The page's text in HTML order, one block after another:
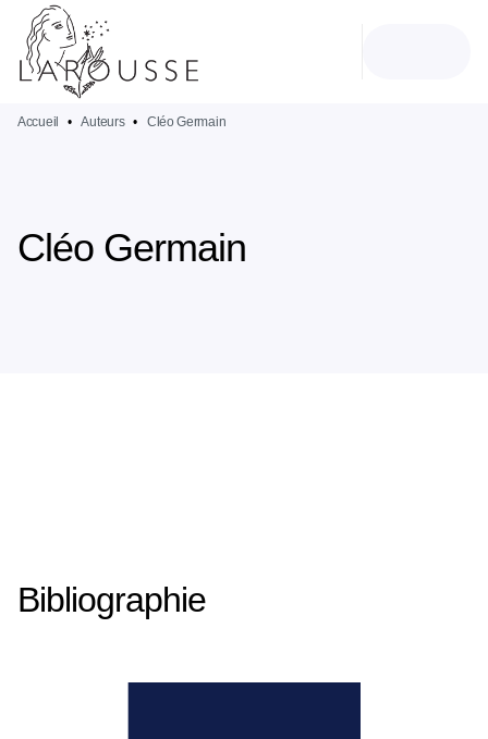
MENU
PIED DE PAGE
Accueil • Auteurs • Cléo Germain
Cléo Germain
Bibliographie